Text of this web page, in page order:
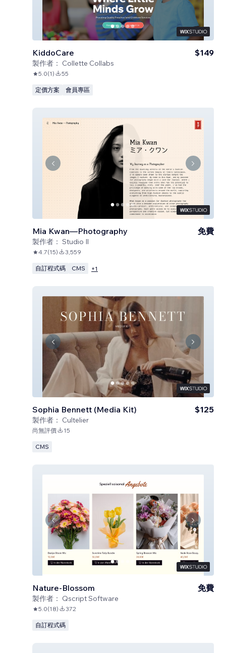
KiddoCare
製作者： Collette Collabs
$149
5.0(1) 55
定價方案 會員專區
Mia Kwan—Photography
製作者： Studio Il
免費
4.7(15) 3,559
自訂程式碼 CMS +1
Sophia Bennett (Media Kit)
製作者： Cultelier
$125
尚無評價 15
CMS
Nature-Blossom
製作者： Qscript Software
免費
5.0(18) 372
自訂程式碼